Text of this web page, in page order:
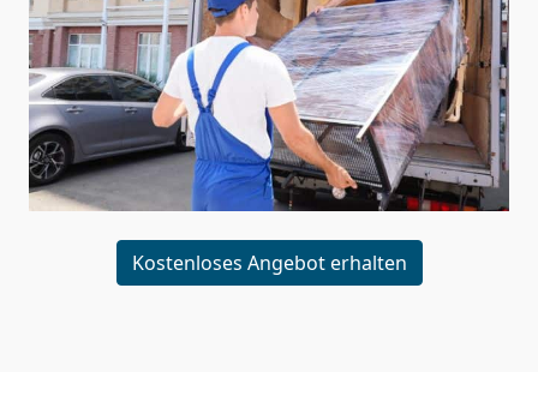
Kostenloses Angebot erhalten